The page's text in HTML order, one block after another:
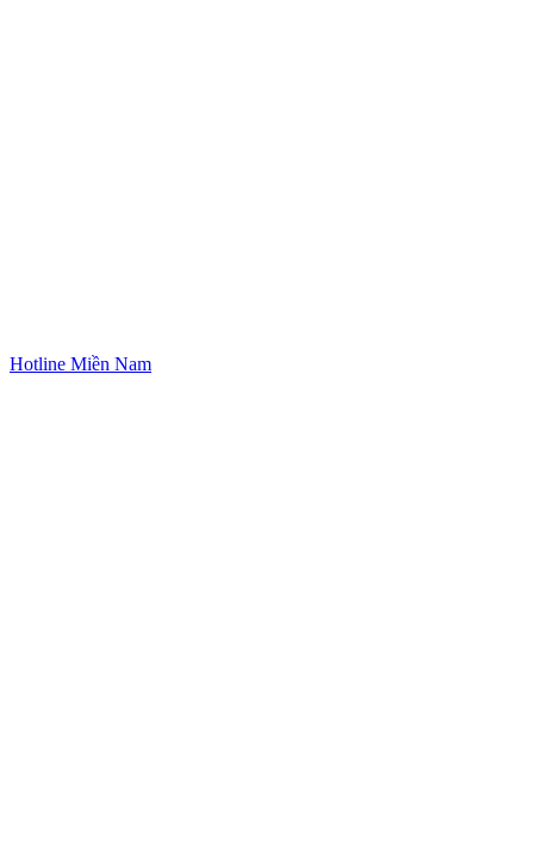
Hotline Miền Nam